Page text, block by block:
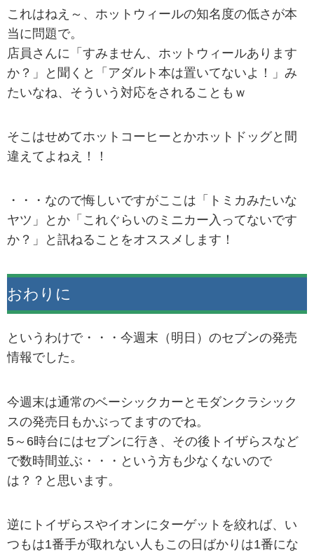
これはねえ～、ホットウィールの知名度の低さが本
当に問題で。
店員さんに「すみません、ホットウィールあります
か？」と聞くと「アダルト本は置いてないよ！」み
たいなね、そういう対応をされることもｗ
そこはせめてホットコーヒーとかホットドッグと間
違えてよねえ！！
・・・なので悔しいですがここは「トミカみたいな
ヤツ」とか「これぐらいのミニカー入ってないです
か？」と訊ねることをオススメします！
おわりに
というわけで・・・今週末（明日）のセブンの発売
情報でした。
今週末は通常のベーシックカーとモダンクラシック
スの発売日もかぶってますのでね。
5～6時台にはセブンに行き、その後トイザらスなど
で数時間並ぶ・・・という方も少なくないので
は？？と思います。
逆にトイザらスやイオンにターゲットを絞れば、い
つもは1番手が取れない人もこの日ばかりは1番にな